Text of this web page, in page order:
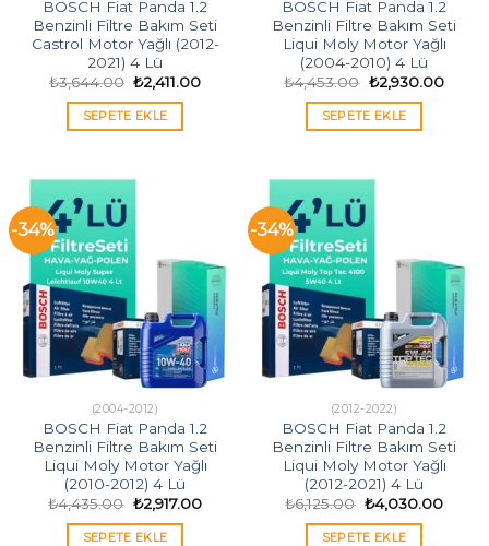
BOSCH Fiat Panda 1.2
Benzinli Filtre Bakım Seti
Castrol Motor Yağlı (2012-
2021) 4 Lü
₺3,644.00 Orijinal
fiyat:
₺3,644.00.
₺2,411.00Şu
SEPETE EKLE
BOSCH Fiat Panda 1.2
Benzinli Filtre Bakım Seti
Liqui Moly Motor Yağlı
(2004-2010) 4 Lü
₺4,453.00 Orijinal
fiyat:
₺4,453.00.
₺2,930.00Şu
SEPETE EKLE
-34%
(2004-2012)
BOSCH Fiat Panda 1.2
Benzinli Filtre Bakım Seti
Liqui Moly Motor Yağlı
(2010-2012) 4 Lü
₺4,435.00 Orijinal
fiyat:
₺4,435.00.
₺2,917.00Şu
SEPETE EKLE
-34%
(2012-2022)
BOSCH Fiat Panda 1.2
Benzinli Filtre Bakım Seti
Liqui Moly Motor Yağlı
(2012-2021) 4 Lü
₺6,125.00 Orijinal
fiyat:
₺6,125.00.
₺4,030.00Şu
SEPETE EKLE